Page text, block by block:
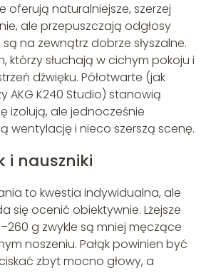
oferują naturalniejsze, szerzej
ale przepuszczają odgłosy
na zewnątrz dobrze słyszalne.
którzy słuchają w cichym pokoju i
dźwięku. Półotwarte (jak
AKG K240 Studio) stanowią
izolują, ale jednocześnie
wentylację i nieco szerszą scenę.
i nauszniki
to kwestia indywidualna, ale
się ocenić obiektywnie. Lżejsze
g zwykle są mniej męczące
noszeniu. Pałąk powinien być
zbyt mocno głowy, a